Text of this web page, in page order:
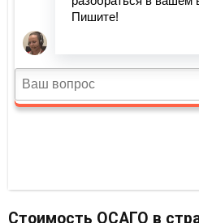
Стоимость ОСАГО в